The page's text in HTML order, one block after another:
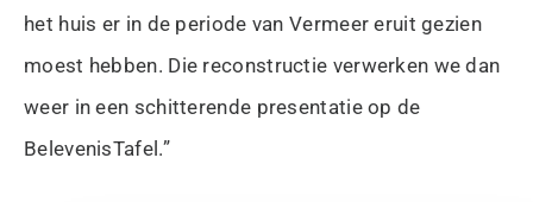
het huis er in de periode van Vermeer eruit gezien
moest hebben. Die reconstructie verwerken we dan
weer in een schitterende presentatie op de
BelevenisTafel.”